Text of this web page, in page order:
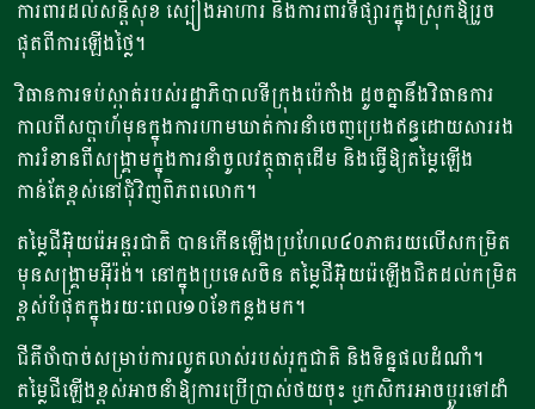
ការពារដល់សន្តិសុខ ស្បៀងអាហារ និងការពារទីផ្សារក្នុងស្រុកឱ្យរួច
ផុតពីការឡើងថ្លៃ។
វិធានការទប់ស្កាត់របស់រដ្ឋាភិបាលទីក្រុងប៉េកាំង ដូចគ្នានឹងវិធានការ
កាលពីសប្តាហ៍មុនក្នុងការហាមឃាត់ការនាំចេញប្រេងឥន្ធដោយសាររង
ការរំខានពីសង្គ្រាមក្នុងការនាំចូលវត្ថុធាតុដើម និងធ្វើឱ្យតម្លៃឡើង
កាន់តែខ្ពស់នៅជុំវិញពិភពលោក។
តម្លៃជីអ៊ុយរ៉េអន្តរជាតិ បានកើនឡើងប្រហែល៤០ភាគរយលើសកម្រិត
មុនសង្គ្រាមអ៊ីរ៉ង់។ នៅក្នុងប្រទេសចិន តម្លៃជីអ៊ុយរ៉េឡើងជិតដល់កម្រិត
ខ្ពស់បំផុតក្នុងរយៈពេល១០ខែកន្លងមក។
ជីគឺចាំបាច់សម្រាប់ការលូតលាស់របស់រុក្ខជាតិ និងទិន្នផលដំណាំ។
តម្លៃជីឡើងខ្ពស់អាចនាំឱ្យការប្រើប្រាស់ថយចុះ ឬកសិករអាចប្តូរទៅដាំ